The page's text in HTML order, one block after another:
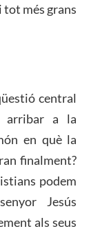
tot més grans
central
arribar a la
en què la
finalment?
podem
Jesús
als seus